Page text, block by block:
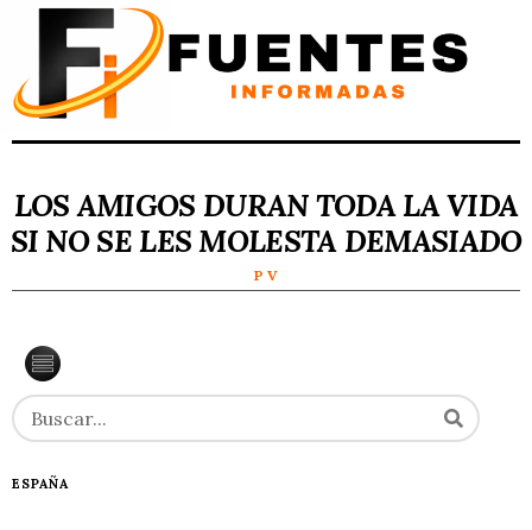
LOS AMIGOS DURAN TODA LA VIDA
SI NO SE LES MOLESTA DEMASIADO
P V
ESPAÑA